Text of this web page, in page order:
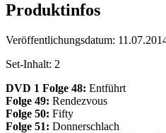
Produktinfos
Veröffentlichungsdatum:
Set-Inhalt: 2
DVD 1 Folge 48: Entführt
Folge 49: Rendezvous
Folge 50: Fifty
Folge 51: Donnerschlach